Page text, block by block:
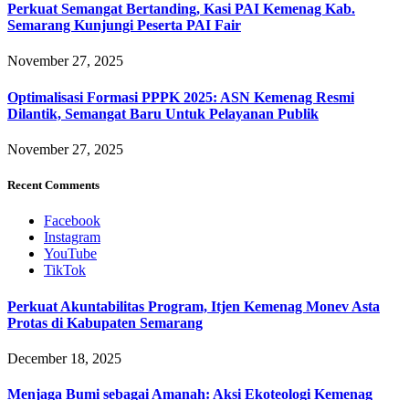
Perkuat Semangat Bertanding, Kasi PAI Kemenag Kab.
Semarang Kunjungi Peserta PAI Fair
November 27, 2025
Optimalisasi Formasi PPPK 2025: ASN Kemenag Resmi
Dilantik, Semangat Baru Untuk Pelayanan Publik
November 27, 2025
Recent Comments
Facebook
Instagram
YouTube
TikTok
Perkuat Akuntabilitas Program, Itjen Kemenag Monev Asta
Protas di Kabupaten Semarang
December 18, 2025
Menjaga Bumi sebagai Amanah: Aksi Ekoteologi Kemenag